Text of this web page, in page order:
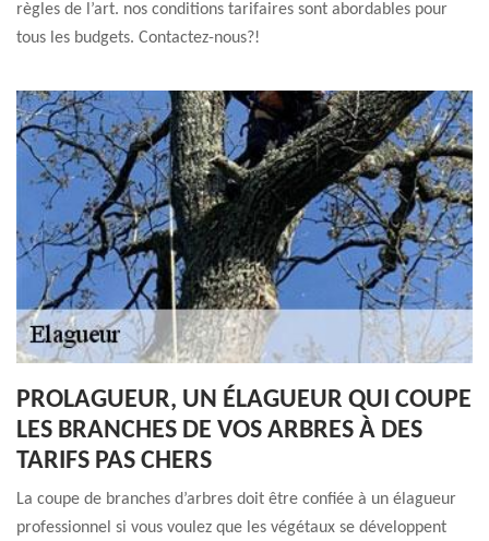
règles de l’art. nos conditions tarifaires sont abordables pour
tous les budgets. Contactez-nous?!
PROLAGUEUR, UN ÉLAGUEUR QUI COUPE
LES BRANCHES DE VOS ARBRES À DES
TARIFS PAS CHERS
La coupe de branches d’arbres doit être confiée à un élagueur
professionnel si vous voulez que les végétaux se développent